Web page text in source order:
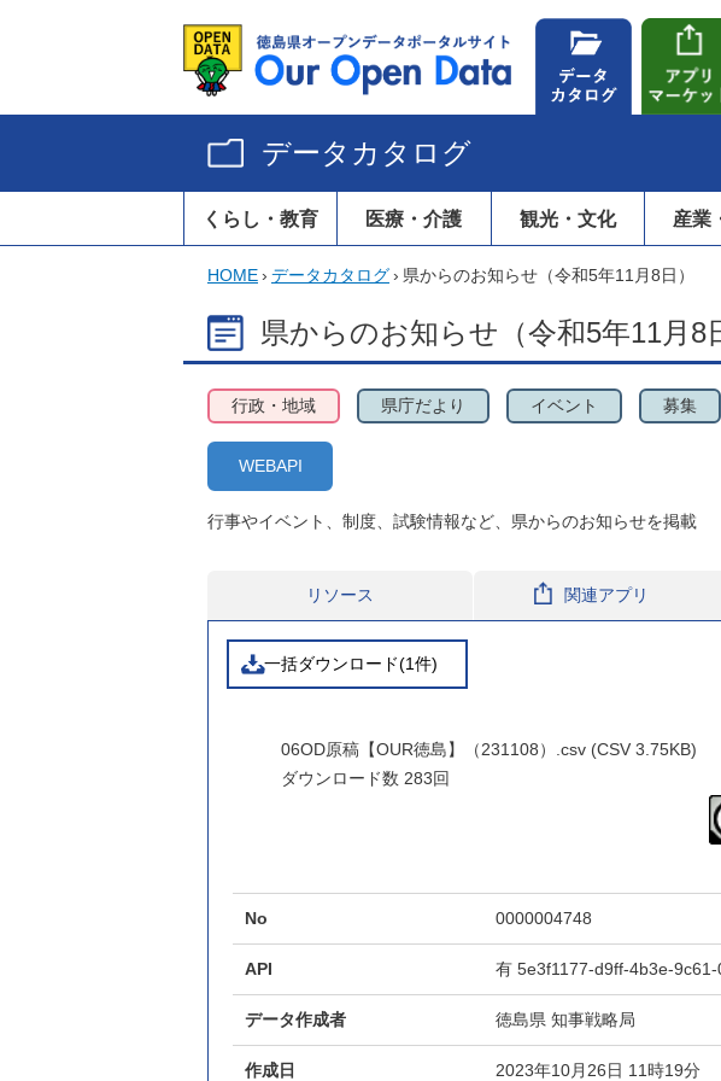
データカタログ
くらし・教育 医療・介護 観光・文化 産業
HOME› データカタログ› 県からのお知らせ（令和5年11月8日）
県からのお知らせ（令和5年11月8
行政・地域 県庁だより イベント 募集
WEBAPI
行事やイベント、制度、試験情報など、県からのお知らせを掲載
リソース 関連アプリ
一括ダウンロード(1件)
06OD原稿【OUR徳島】（231108）.csv (CSV 3.75KB)
ダウンロード数 283回
No 0000004748
API 有 5e3f1177-d9ff-4b3e-9c61-
データ作成者 徳島県 知事戦略局
作成日 2023年10月26日 11時19分